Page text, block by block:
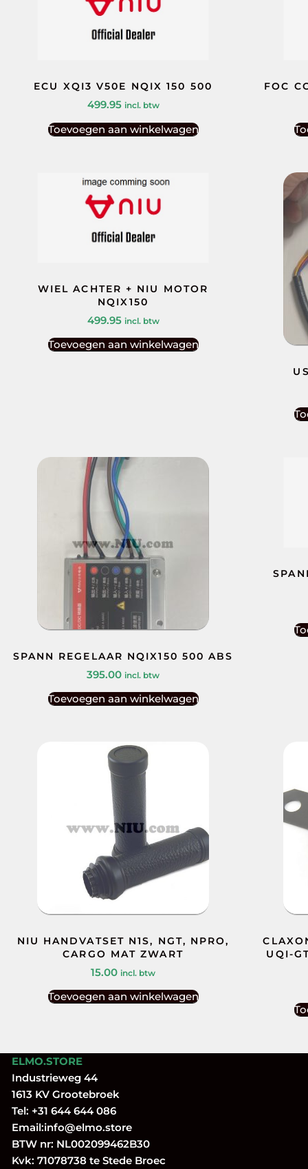
ECU XQI3 V50E NQIX 150 500
499.95 incl. btw
Toevoegen aan winkelwagen
FOC
WIEL ACHTER + NIU MOTOR
NQIX150
499.95 incl. btw
Toevoegen aan winkelwagen
SPANN REGELAAR NQIX150 500 ABS
395.00 incl. btw
Toevoegen aan winkelwagen
NIU HANDVATSET N1S, NGT, NPRO,
CARGO MAT ZWART
15.00 incl. btw
Toevoegen aan winkelwagen
UQI-
ELMO.STORE
Industrieweg 44
1613 KV Grootebroek
Tel: +31 644 644 086
Email:info@elmo.store
BTW nr: NL002099462B30
Kvk: 71078738 te Stede Broec